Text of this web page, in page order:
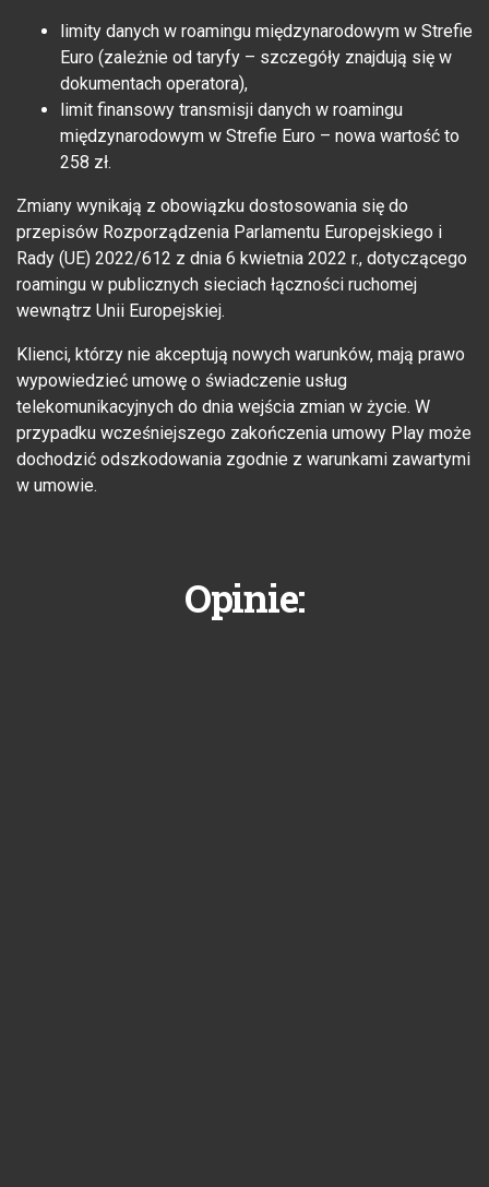
limity danych w roamingu międzynarodowym w Strefie
Euro (zależnie od taryfy – szczegóły znajdują się w
dokumentach operatora),
limit finansowy transmisji danych w roamingu
międzynarodowym w Strefie Euro – nowa wartość to
258 zł.
Zmiany wynikają z obowiązku dostosowania się do
przepisów Rozporządzenia Parlamentu Europejskiego i
Rady (UE) 2022/612 z dnia 6 kwietnia 2022 r., dotyczącego
roamingu w publicznych sieciach łączności ruchomej
wewnątrz Unii Europejskiej.
Klienci, którzy nie akceptują nowych warunków, mają prawo
wypowiedzieć umowę o świadczenie usług
telekomunikacyjnych do dnia wejścia zmian w życie. W
przypadku wcześniejszego zakończenia umowy Play może
dochodzić odszkodowania zgodnie z warunkami zawartymi
w umowie.
Opinie: